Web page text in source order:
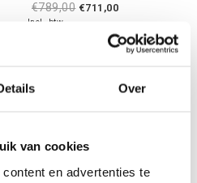
Over
van cookies
en advertenties te
€789,00 €711,00
Incl. btw